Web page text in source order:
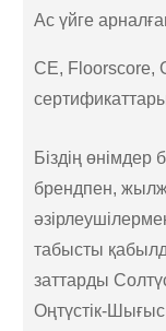
Ас үйге
CE, Floorscore,
Біздің
брендпен,
табысты
заттарды
Оңтүстік-